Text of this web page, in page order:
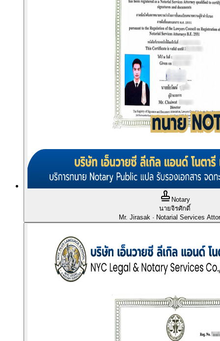
Notary
นายจิรศักดิ์
Mr. Jirasak · Notarial Services